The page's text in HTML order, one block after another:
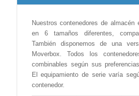
Nuestros contenedores de almacén
en 6 tamaños diferentes,
También disponemos de una
Moverbox. Todos los
combinables según sus
El equipamiento de serie varía
contenedor.